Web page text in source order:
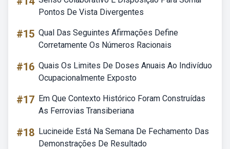
Pontos De Vista Divergentes
#15 Qual Das Seguintes Afirmações Define
Corretamente Os Números Racionais
#16 Quais Os Limites De Doses Anuais Ao Indivíduo
Ocupacionalmente Exposto
#17 Em Que Contexto Histórico Foram Construídas
As Ferrovias Transiberiana
#18 Lucineide Está Na Semana De Fechamento Das
Demonstrações De Resultado